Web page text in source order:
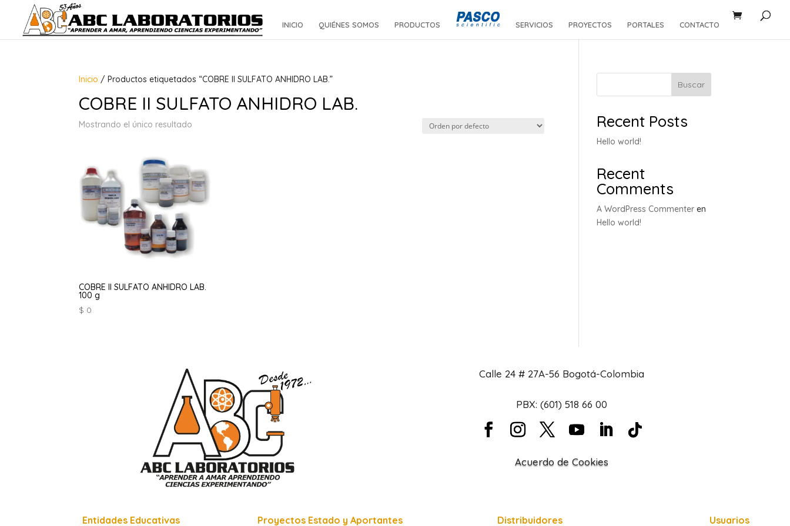
INICIO QUIÉNES SOMOS PRODUCTOS SERVICIOS PROYECTOS PORTALES CONTACTO
Inicio / Productos etiquetados “COBRE II SULFATO ANHIDRO LAB.”
COBRE II SULFATO ANHIDRO LAB.
Mostrando el único resultado
COBRE II SULFATO ANHIDRO LAB.
100 g
$ 0
Buscar
Recent Posts
Hello world!
Recent
Comments
A WordPress Commenter en
Hello world!
Calle 24 # 27A-56 Bogotá-Colombia
PBX: (601) 518 66 00
Acuerdo de Cookies
Entidades Educativas Proyectos Estado y Aportantes Distribuidores Usuarios